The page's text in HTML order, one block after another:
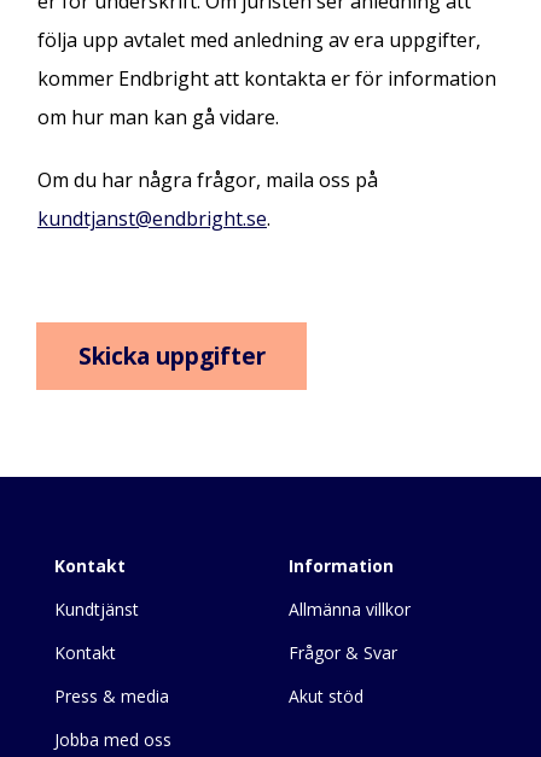
följa upp avtalet med anledning av era uppgifter,
kommer Endbright att kontakta er för information
om hur man kan gå vidare.
Om du har några frågor, maila oss på
kundtjanst@endbright.se.
Skicka uppgifter
Kontakt
Kundtjänst
Kontakt
Press & media
Jobba med oss
Information
Allmänna villkor
Frågor & Svar
Akut stöd